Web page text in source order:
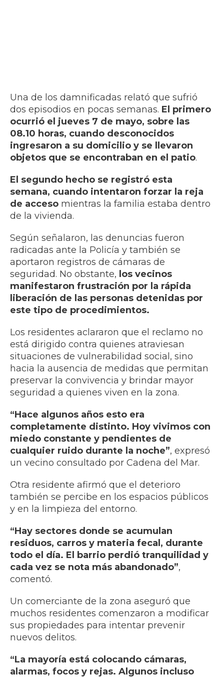
Una de los damnificadas relató que sufrió
dos episodios en pocas semanas. El primero
ocurrió el jueves 7 de mayo, sobre las
08.10 horas, cuando desconocidos
ingresaron a su domicilio y se llevaron
objetos que se encontraban en el patio.
El segundo hecho se registró esta
semana, cuando intentaron forzar la reja
de acceso mientras la familia estaba dentro
de la vivienda.
Según señalaron, las denuncias fueron
radicadas ante la Policía y también se
aportaron registros de cámaras de
seguridad. No obstante, los vecinos
manifestaron frustración por la rápida
liberación de las personas detenidas por
este tipo de procedimientos.
Los residentes aclararon que el reclamo no
está dirigido contra quienes atraviesan
situaciones de vulnerabilidad social, sino
hacia la ausencia de medidas que permitan
preservar la convivencia y brindar mayor
seguridad a quienes viven en la zona.
“Hace algunos años esto era
completamente distinto. Hoy vivimos con
miedo constante y pendientes de
cualquier ruido durante la noche”, expresó
un vecino consultado por Cadena del Mar.
Otra residente afirmó que el deterioro
también se percibe en los espacios públicos
y en la limpieza del entorno.
“Hay sectores donde se acumulan
residuos, carros y materia fecal, durante
todo el día. El barrio perdió tranquilidad y
cada vez se nota más abandonado”,
comentó.
Un comerciante de la zona aseguró que
muchos residentes comenzaron a modificar
sus propiedades para intentar prevenir
nuevos delitos.
“La mayoría está colocando cámaras,
alarmas, focos y rejas. Algunos incluso